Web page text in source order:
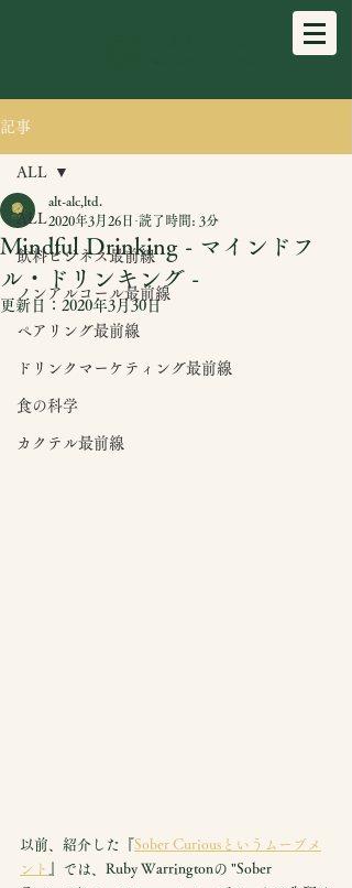
記事
ALL
飲料ビジネス最前線
ノンアルコール最前線
ペアリング最前線
ドリンクマーケティング最前線
食の科学
カクテル最前線
ALL
Mindful Drinking - マインドフ
ル・ドリンキング -
alt-alc,ltd.
2020年3月26日 読了時間: 3分
更新日： 2020年3月30日
以前、紹介した『 Sober Curiousというムーブメ
ント
』では、Ruby Warringtonの "Sober